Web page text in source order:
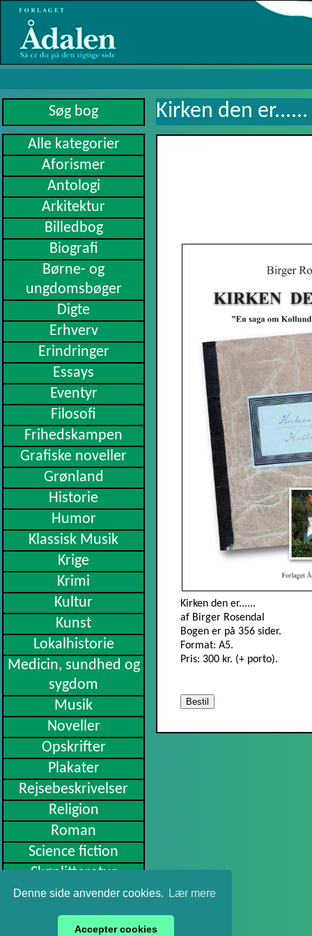
Denne side anvender cookies. Lær mere
Accepter cookies
Alle kategorier
Aforismer
Antologi
Arkitektur
Billedbog
Biografi
Børne- og
ungdomsbøger
Digte
Erhverv
Erindringer
Essays
Eventyr
Filosofi
Frihedskampen
Grafiske noveller
Grønland
Historie
Humor
Klassisk Musik
Krige
Krimi
Kultur
Kunst
Lokalhistorie
Medicin, sundhed og
sygdom
Musik
Noveller
Opskrifter
Plakater
Rejsebeskrivelser
Religion
Roman
Science fiction
Skønlitteratur
Slægtsbøger
Sport
Kirken den er......
Kirken den er......
af Birger Rosendal
Bogen er på 356 sider.
Format: A5.
Pris: 300 kr. (+ porto).
Bestil